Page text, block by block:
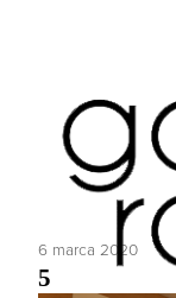
6 marca 2020
5